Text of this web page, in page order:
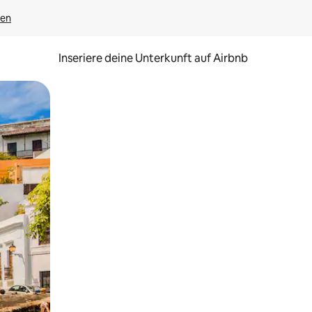
Inseriere deine Unterkunft auf Airbnb
oder Wischgesten.